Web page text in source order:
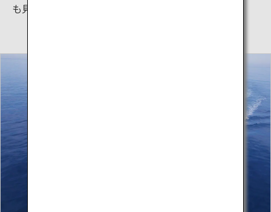
も見ることができるかもしれません。